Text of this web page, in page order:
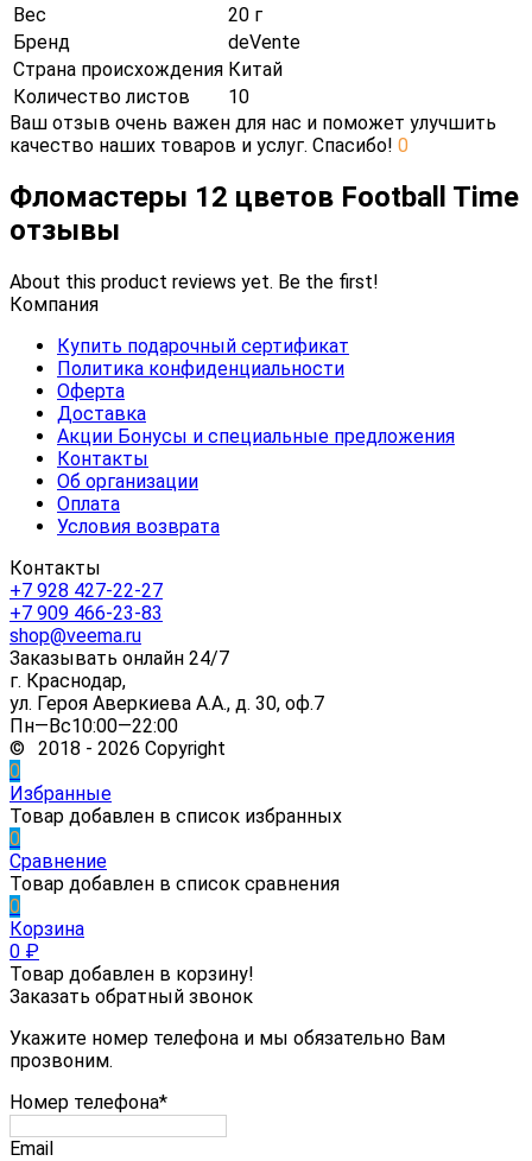
Вес
20 г
Бренд
deVente
Страна происхождения Китай
Количество листов
10
Ваш отзыв очень важен для нас и поможет улучшить
качество наших товаров и услуг. Спасибо! 0
Фломастеры 12 цветов Football Time
отзывы
About this product reviews yet. Be the first!
Компания
Купить подарочный сертификат
Политика конфиденциальности
Оферта
Доставка
Акции Бонусы и специальные предложения
Контакты
Об организации
Оплата
Условия возврата
Контакты
+7 928 427-22-27
+7 909 466-23-83
shop@veema.ru
Заказывать онлайн 24/7
г. Краснодар,
ул. Героя Аверкиева А.А., д. 30, оф.7
Пн—Вс10:00—22:00
© 2018 - 2026 Copyright
0
Избранные
Товар добавлен в список избранных
0
Сравнение
Товар добавлен в список сравнения
0
Корзина
0 ₽
Товар добавлен в корзину!
Заказать обратный звонок
Укажите номер телефона и мы обязательно Вам
прозвоним.
Номер телефона*
Email